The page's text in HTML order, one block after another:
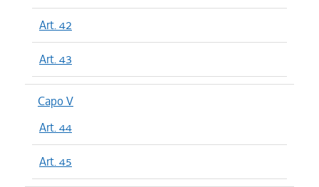
Art. 42
Art. 43
Capo V
Art. 44
Art. 45